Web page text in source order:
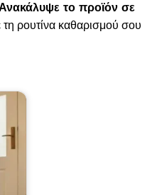
το προϊόν σε
τη ρουτίνα καθαρισμού σου